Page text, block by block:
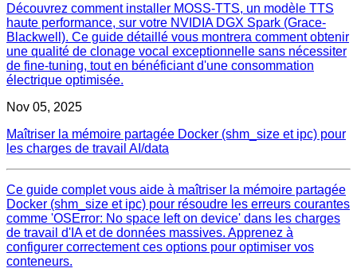
Découvrez comment installer MOSS-TTS, un modèle TTS
haute performance, sur votre NVIDIA DGX Spark (Grace-
Blackwell). Ce guide détaillé vous montrera comment obtenir
une qualité de clonage vocal exceptionnelle sans nécessiter
de fine-tuning, tout en bénéficiant d'une consommation
électrique optimisée.
Nov 05, 2025
Maîtriser la mémoire partagée Docker (shm_size et ipc) pour
les charges de travail AI/data
Ce guide complet vous aide à maîtriser la mémoire partagée
Docker (shm_size et ipc) pour résoudre les erreurs courantes
comme 'OSError: No space left on device' dans les charges
de travail d'IA et de données massives. Apprenez à
configurer correctement ces options pour optimiser vos
conteneurs.